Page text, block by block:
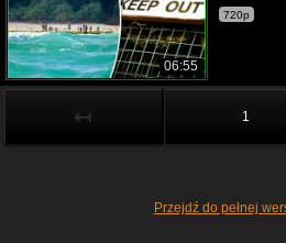
06:55
720p
↤ 1
Przejdź do pełnej